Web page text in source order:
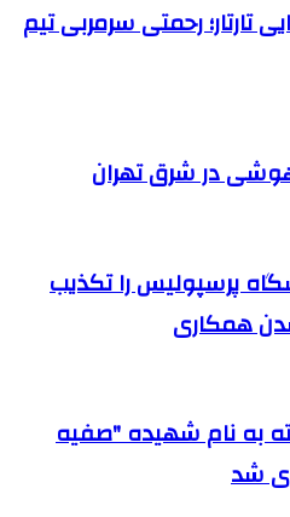
تارتار؛ رحمتی سرمربی تیم
در شرق تهران
پرسپولیس را تکذیب
همکاری
به نام شهیده "صفیه
شد